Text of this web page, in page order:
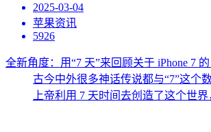
2025-03-04
苹果资讯
5926
全新角度：用“7 天”来回顾关于 iPhone 7
古今中外很多神话传说都与“7”这个
上帝利用 7 天时间去创造了这个世